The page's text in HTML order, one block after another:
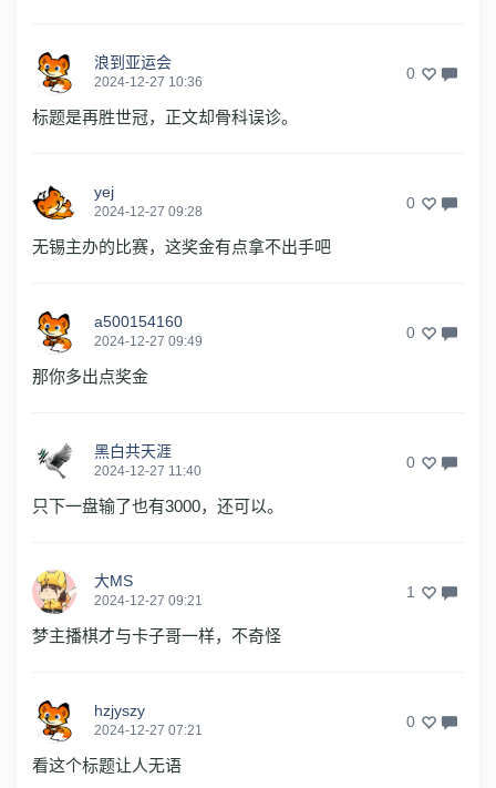
浪到亚运会
2024-12-27 10:36 0
标题是再胜世冠，正文却骨科误诊。
yej
2024-12-27 09:28 0
无锡主办的比赛，这奖金有点拿不出手吧
a500154160
2024-12-27 09:49 0
那你多出点奖金
黑白共天涯
2024-12-27 11:40 0
只下一盘输了也有3000，还可以。
大MS
2024-12-27 09:21 1
梦主播棋才与卡子哥一样，不奇怪
hzjyszy
2024-12-27 07:21 0
看这个标题让人无语